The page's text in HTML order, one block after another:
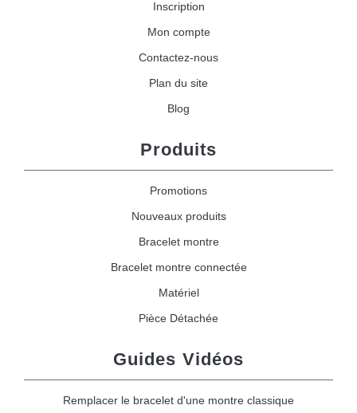
Inscription
Mon compte
Contactez-nous
Plan du site
Blog
Produits
Promotions
Nouveaux produits
Bracelet montre
Bracelet montre connectée
Matériel
Pièce Détachée
Guides Vidéos
Remplacer le bracelet d'une montre classique